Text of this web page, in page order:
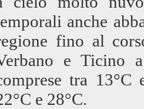
anche
fino al
e Ticino
tra 13°C
e 28°C.